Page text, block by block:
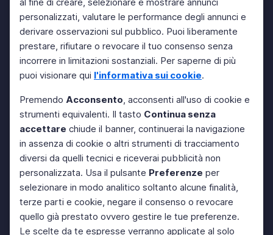
personalizzati, valutare le performance degli annunci e
derivare osservazioni sul pubblico. Puoi liberamente
prestare, rifiutare o revocare il tuo consenso senza
incorrere in limitazioni sostanziali. Per saperne di più
puoi visionare qui l'informativa sui cookie.
Premendo Acconsento, acconsenti all'uso di cookie e
strumenti equivalenti. Il tasto Continua senza
accettare chiude il banner, continuerai la navigazione
in assenza di cookie o altri strumenti di tracciamento
diversi da quelli tecnici e riceverai pubblicità non
personalizzata. Usa il pulsante Preferenze per
selezionare in modo analitico soltanto alcune finalità,
terze parti e cookie, negare il consenso o revocare
quello già prestato ovvero gestire le tue preferenze.
Le scelte da te espresse verranno applicate al solo